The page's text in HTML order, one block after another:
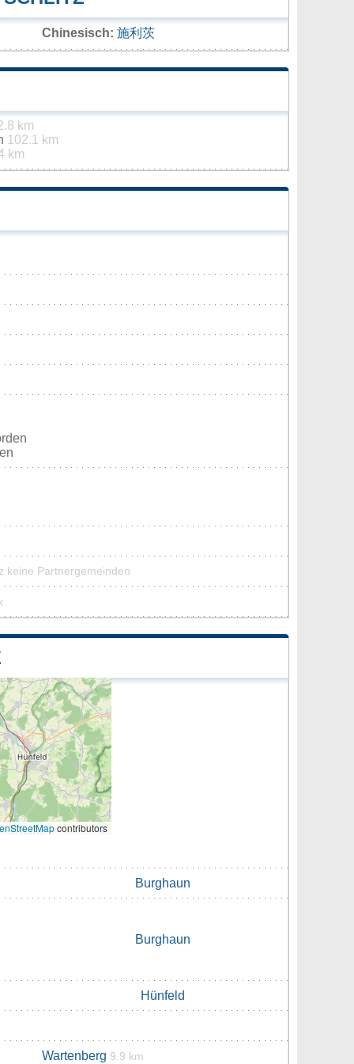
Chinesisch: 施利茨
km
102.1 km
km
keine Partnergemeinden
contributors
Burghaun
Burghaun
Hünfeld
Wartenberg 9.9 km